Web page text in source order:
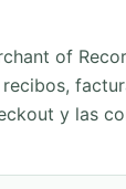
of
y las